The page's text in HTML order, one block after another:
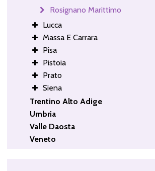
Rosignano Marittimo
Lucca
Massa E Carrara
Pisa
Pistoia
Prato
Siena
Trentino Alto Adige
Umbria
Valle Daosta
Veneto